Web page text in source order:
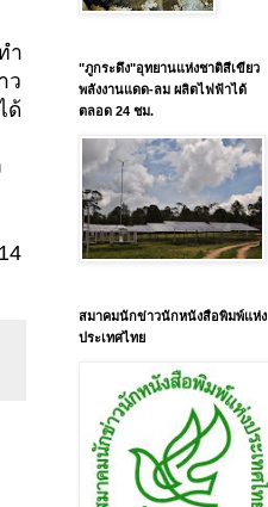
ำ
ว
ด้
"ภูกระดึง"อุทยานแห่งชาติสีเขียว
พลังงานแดด-ลม ผลิตไฟฟ้าได้
ตลอด 24 ชม.
สมาคมนักข่าวนักหนังสือพิมพ์แห่ง
ประเทศไทย